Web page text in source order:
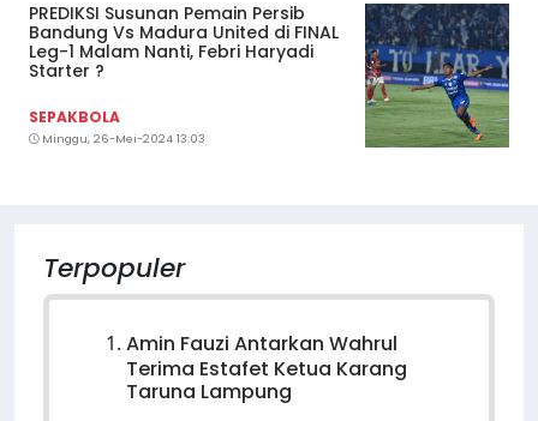
PREDIKSI Susunan Pemain Persib
Bandung Vs Madura United di FINAL
Leg-1 Malam Nanti, Febri Haryadi
Starter ?
SEPAKBOLA
Minggu, 26-Mei-2024 13:03
Terpopuler
Amin Fauzi Antarkan Wahrul
Terima Estafet Ketua Karang
Taruna Lampung